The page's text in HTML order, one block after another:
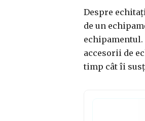
Despre
de un
echipamentul.
accesorii de
timp cât îi